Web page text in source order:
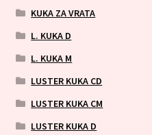
KUKA ZA VRATA
L. KUKA D
L. KUKA M
LUSTER KUKA CD
LUSTER KUKA CM
LUSTER KUKA D